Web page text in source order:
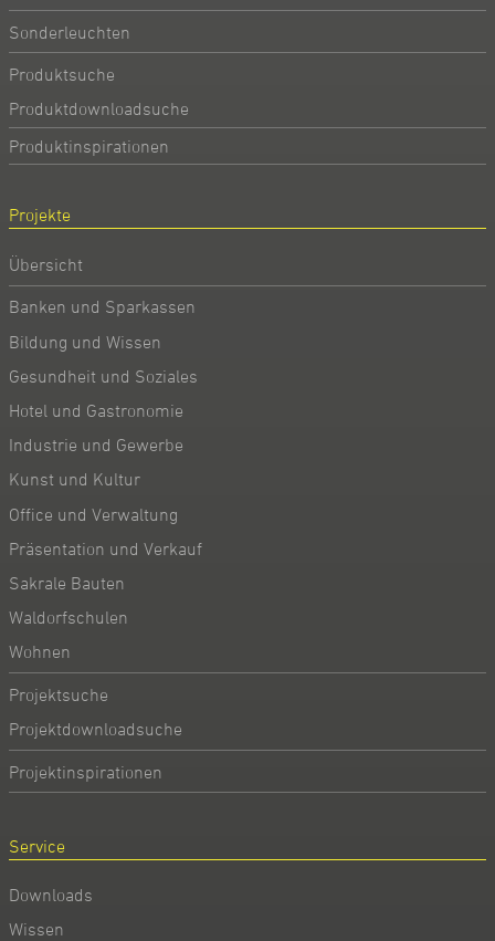
Sonderleuchten
Produktsuche
Produktdownloadsuche
Produktinspirationen
Projekte
Übersicht
Banken und Sparkassen
Bildung und Wissen
Gesundheit und Soziales
Hotel und Gastronomie
Industrie und Gewerbe
Kunst und Kultur
Office und Verwaltung
Präsentation und Verkauf
Sakrale Bauten
Waldorfschulen
Wohnen
Projektsuche
Projektdownloadsuche
Projektinspirationen
Service
Downloads
Wissen